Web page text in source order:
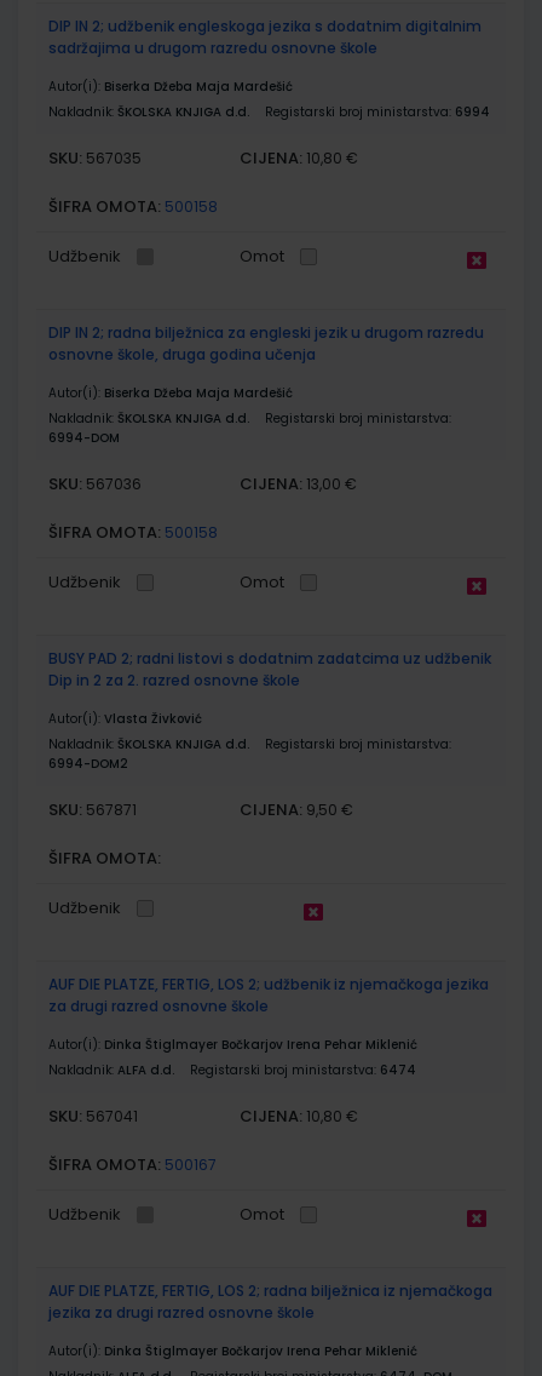
DIP IN 2; udžbenik engleskoga jezika s dodatnim digitalnim
sadržajima u drugom razredu osnovne škole
Autor(i): Biserka Džeba Maja Mardešić
Nakladnik: ŠKOLSKA KNJIGA d.d. Registarski broj ministarstva: 6994
SKU: 567035 CIJENA: 10,80 €
ŠIFRA OMOTA: 500158
Udžbenik Omot
DIP IN 2; radna bilježnica za engleski jezik u drugom razredu
osnovne škole, druga godina učenja
Autor(i): Biserka Džeba Maja Mardešić
Nakladnik: ŠKOLSKA KNJIGA d.d.
Registarski broj ministarstva:
6994-DOM
SKU: 567036 CIJENA: 13,00 €
ŠIFRA OMOTA: 500158
Udžbenik Omot
BUSY PAD 2; radni listovi s dodatnim zadatcima uz udžbenik
Dip in 2 za 2. razred osnovne škole
Autor(i): Vlasta Živković
Nakladnik: ŠKOLSKA KNJIGA d.d.
Registarski broj ministarstva:
6994-DOM2
SKU: 567871 CIJENA: 9,50 €
ŠIFRA OMOTA:
Udžbenik
AUF DIE PLATZE, FERTIG, LOS 2; udžbenik iz njemačkoga jezika
za drugi razred osnovne škole
Autor(i): Dinka Štiglmayer Bočkarjov Irena Pehar Miklenić
Nakladnik: ALFA d.d. Registarski broj ministarstva: 6474
SKU: 567041 CIJENA: 10,80 €
ŠIFRA OMOTA: 500167
Udžbenik Omot
AUF DIE PLATZE, FERTIG, LOS 2; radna bilježnica iz njemačkoga
jezika za drugi razred osnovne škole
Autor(i): Dinka Štiglmayer Bočkarjov Irena Pehar Miklenić